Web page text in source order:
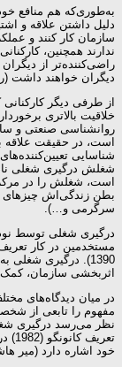
به‌طوری‌که هم منافع
دلیل داشتن علاقه و
سازمان کار کنند و
ندارند همچنین،
راضی‌کننده‌تر از
دیگران خواهند داشت
از طرفی دیگر
خلاقیت بالاتری
روانشناسی صنعتی و
است، در حقیقت علاقه
شناسایی
شغلش درگیری شغلی نام
است، شغلش را در مرکز
بطن زندگی‌اش چیزهای
سرگرمی و…).
مستخدمین در کار
1390). درگیری
اثربخشی سازمان، کمک
در میان دیدگاه‌های
نظر می‌رسد درگیری
خود اشاره دارد (میر